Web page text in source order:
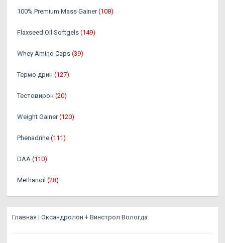
100% Premium Mass Gainer (108)
Flaxseed Oil Softgels (149)
Whey Amino Caps (39)
Термо дрин (127)
Тестовирон (20)
Weight Gainer (120)
Phenadrine (111)
DAA (110)
Methanoil (28)
Главная | Оксандролон + Винстрол Вологда